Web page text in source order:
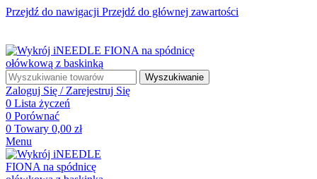
Przejdź do nawigacji Przejdź do głównej zawartości
Wyszukiwanie
Zaloguj Się / Zarejestruj Się
0 Lista życzeń
0 Porównać
0 Towary 0,00 zł
Menu